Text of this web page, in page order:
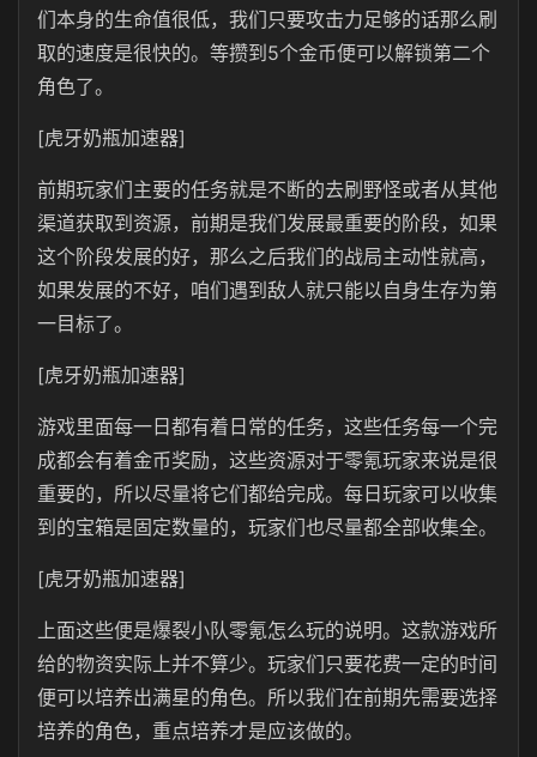
们本身的生命值很低，我们只要攻击力足够的话那么刷
取的速度是很快的。等攒到5个金币便可以解锁第二个
角色了。
[虎牙奶瓶加速器]
前期玩家们主要的任务就是不断的去刷野怪或者从其他
渠道获取到资源，前期是我们发展最重要的阶段，如果
这个阶段发展的好，那么之后我们的战局主动性就高，
如果发展的不好，咱们遇到敌人就只能以自身生存为第
一目标了。
[虎牙奶瓶加速器]
游戏里面每一日都有着日常的任务，这些任务每一个完
成都会有着金币奖励，这些资源对于零氪玩家来说是很
重要的，所以尽量将它们都给完成。每日玩家可以收集
到的宝箱是固定数量的，玩家们也尽量都全部收集全。
[虎牙奶瓶加速器]
上面这些便是爆裂小队零氪怎么玩的说明。这款游戏所
给的物资实际上并不算少。玩家们只要花费一定的时间
便可以培养出满星的角色。所以我们在前期先需要选择
培养的角色，重点培养才是应该做的。